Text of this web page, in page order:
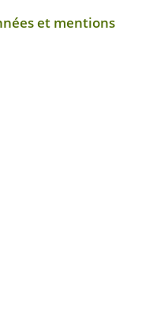
et mentions